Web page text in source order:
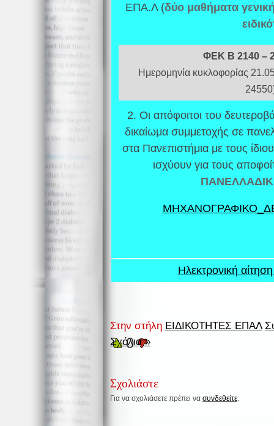
ΕΠΑ.Λ (δύο μαθήματα
ΦΕΚ B 2140 –
Ημερομηνία κυκλοφορίας
2. Οι απόφοιτοι του
δικαίωμα συμμετοχής σε
στα Πανεπιστήμια με τους
ισχύουν για τους
Ηλεκτρονική
Στην στήλη ΕΙΔΙΚΟΤΗΤΕΣ ΕΠΑΛ
Σχόλια »
0
Σχολιάστε
Για να σχολιάσετε πρέπει να συνδεθείτε